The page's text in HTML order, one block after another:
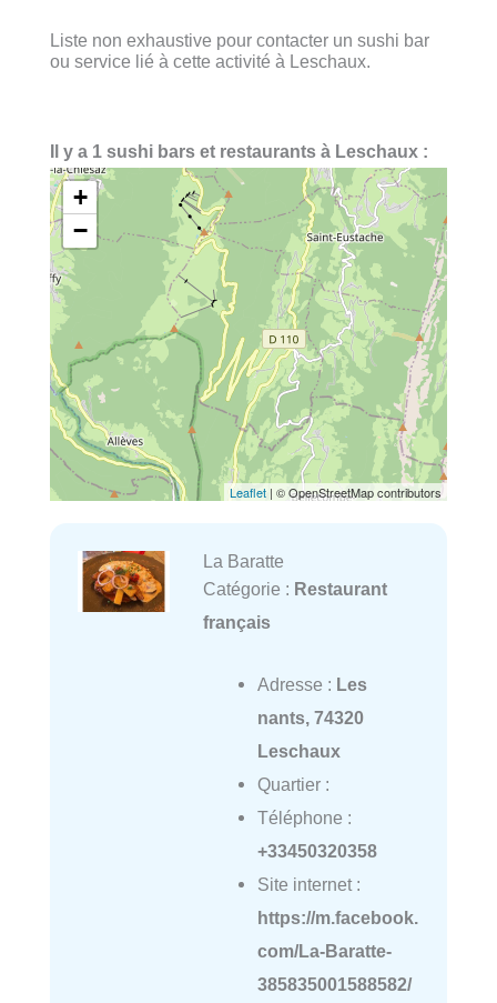
Liste non exhaustive pour contacter un sushi bar
ou service lié à cette activité à Leschaux.
Il y a 1 sushi bars et restaurants à Leschaux :
+
−
Leaflet | © OpenStreetMap contributors
La Baratte
Catégorie : Restaurant
français
Adresse : Les
nants, 74320
Leschaux
Quartier :
Téléphone :
+33450320358
Site internet :
https://m.facebook.
com/La-Baratte-
385835001588582/